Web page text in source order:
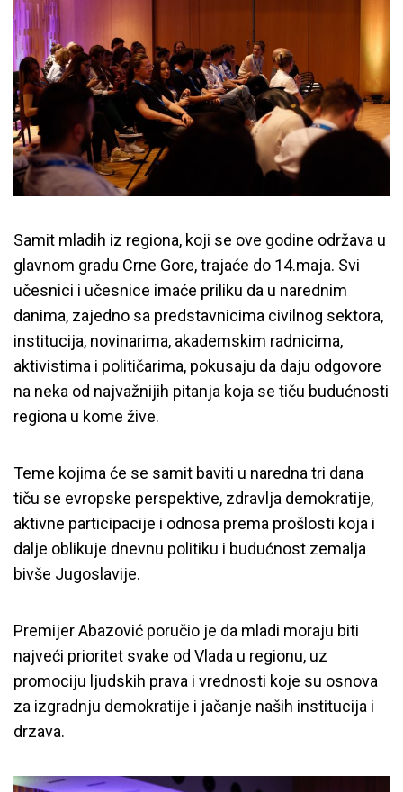
Samit mladih iz regiona, koji se ove godine održava u
glavnom gradu Crne Gore, trajaće do 14.maja. Svi
učesnici i učesnice imaće priliku da u narednim
danima, zajedno sa predstavnicima civilnog sektora,
institucija, novinarima, akademskim radnicima,
aktivistima i političarima, pokusaju da daju odgovore
na neka od najvažnijih pitanja koja se tiču budućnosti
regiona u kome žive.
Teme kojima će se samit baviti u naredna tri dana
tiču se evropske perspektive, zdravlja demokratije,
aktivne participacije i odnosa prema prošlosti koja i
dalje oblikuje dnevnu politiku i budućnost zemalja
bivše Jugoslavije.
Premijer Abazović poručio je da mladi moraju biti
najveći prioritet svake od Vlada u regionu, uz
promociju ljudskih prava i vrednosti koje su osnova
za izgradnju demokratije i jačanje naših institucija i
drzava.